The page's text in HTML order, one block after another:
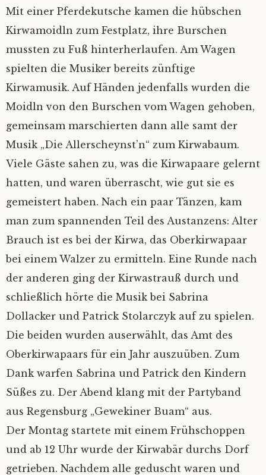
Mit einer Pferdekutsche kamen die hübschen
Kirwamoidln zum Festplatz, ihre Burschen
mussten zu Fuß hinterherlaufen. Am Wagen
spielten die Musiker bereits zünftige
Kirwamusik. Auf Händen jedenfalls wurden die
Moidln von den Burschen vom Wagen gehoben,
gemeinsam marschierten dann alle samt der
Musik „Die Allerscheynst’n“ zum Kirwabaum.
Viele Gäste sahen zu, was die Kirwapaare gelernt
hatten, und waren überrascht, wie gut sie es
gemeistert haben. Nach ein paar Tänzen, kam
man zum spannenden Teil des Austanzens: Alter
Brauch ist es bei der Kirwa, das Oberkirwapaar
bei einem Walzer zu ermitteln. Eine Runde nach
der anderen ging der Kirwastrauß durch und
schließlich hörte die Musik bei Sabrina
Dollacker und Patrick Stolarczyk auf zu spielen.
Die beiden wurden auserwählt, das Amt des
Oberkirwapaars für ein Jahr auszuüben. Zum
Dank warfen Sabrina und Patrick den Kindern
Süßes zu. Der Abend klang mit der Partyband
aus Regensburg „Gewekiner Buam“ aus.
Der Montag startete mit einem Frühschoppen
und ab 12 Uhr wurde der Kirwabär durchs Dorf
getrieben. Nachdem alle geduscht waren und